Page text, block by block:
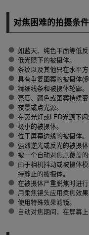
对焦困难的拍摄条件
如蓝天、纯色平面等低
低光照下的被摄体。
条纹以及其他只在水平方
具有重复图案的被摄体(
精细线条和被摄体轮廓。
亮度、颜色或图案持续变
夜景或点光源。
在荧光灯或LED光源下闪
极小的被摄体。
位于屏幕边缘的被摄体。
强烈逆光或反光的被摄
被一个自动对焦点覆盖
由于相机抖动或被摄体
持静止的被摄体。
在被摄体严重脱焦时进行
用柔焦镜头应用柔焦效果
使用特殊效果滤镜。
自动对焦期间，在屏幕